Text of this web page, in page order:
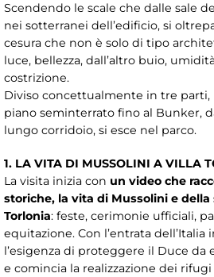
Scendendo le scale che dalle sale
nei sotterranei dell’edificio, si
cesura che non è solo di tipo
luce, bellezza, dall’altro buio,
costrizione.
Diviso concettualmente in tre parti,
piano seminterrato fino al Bunker,
lungo corridoio, si esce nel parco.
1. LA VITA DI MUSSOLINI A VILLA
La visita inizia con un video che
storiche, la vita di Mussolini e
Torlonia: feste, cerimonie ufficiali,
equitazione. Con l’entrata dell’Italia
l’esigenza di proteggere il Duce da
e comincia la realizzazione dei